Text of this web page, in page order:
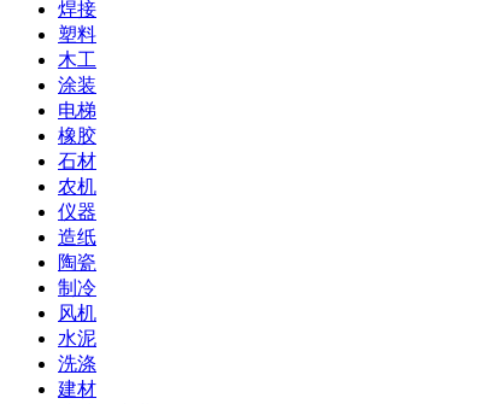
焊接
塑料
木工
涂装
电梯
橡胶
石材
农机
仪器
造纸
陶瓷
制冷
风机
水泥
洗涤
建材